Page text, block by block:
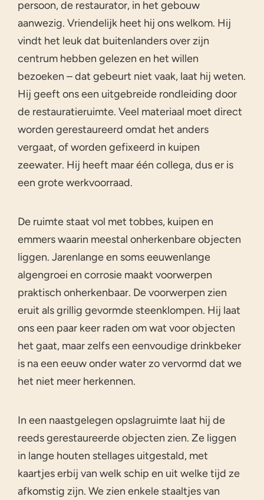
persoon, de restaurator, in het gebouw
aanwezig. Vriendelijk heet hij ons welkom. Hij
vindt het leuk dat buitenlanders over zijn
centrum hebben gelezen en het willen
bezoeken – dat gebeurt niet vaak, laat hij weten.
Hij geeft ons een uitgebreide rondleiding door
de restauratieruimte. Veel materiaal moet direct
worden gerestaureerd omdat het anders
vergaat, of worden gefixeerd in kuipen
zeewater. Hij heeft maar één collega, dus er is
een grote werkvoorraad.
De ruimte staat vol met tobbes, kuipen en
emmers waarin meestal onherkenbare objecten
liggen. Jarenlange en soms eeuwenlange
algengroei en corrosie maakt voorwerpen
praktisch onherkenbaar. De voorwerpen zien
eruit als grillig gevormde steenklompen. Hij laat
ons een paar keer raden om wat voor objecten
het gaat, maar zelfs een eenvoudige drinkbeker
is na een eeuw onder water zo vervormd dat we
het niet meer herkennen.
In een naastgelegen opslagruimte laat hij de
reeds gerestaureerde objecten zien. Ze liggen
in lange houten stellages uitgestald, met
kaartjes erbij van welk schip en uit welke tijd ze
afkomstig zijn. We zien enkele staaltjes van